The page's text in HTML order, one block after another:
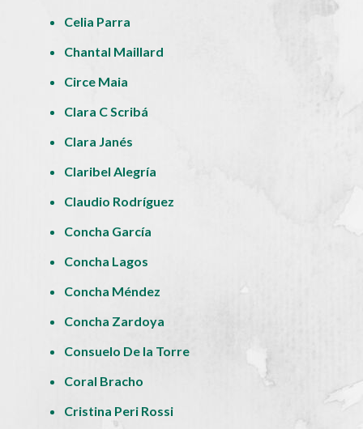
Celia Parra
Chantal Maillard
Circe Maia
Clara C Scribá
Clara Janés
Claribel Alegría
Claudio Rodríguez
Concha García
Concha Lagos
Concha Méndez
Concha Zardoya
Consuelo De la Torre
Coral Bracho
Cristina Peri Rossi